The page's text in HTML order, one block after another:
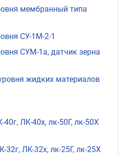
мембранный типа
СУ-1М-2-1
СУМ-1а, датчик зерна
жидких материалов
ЛК-40х, лк-50Г, лк-50Х
32г, ЛК-32х, лк-25Г, лк-25Х